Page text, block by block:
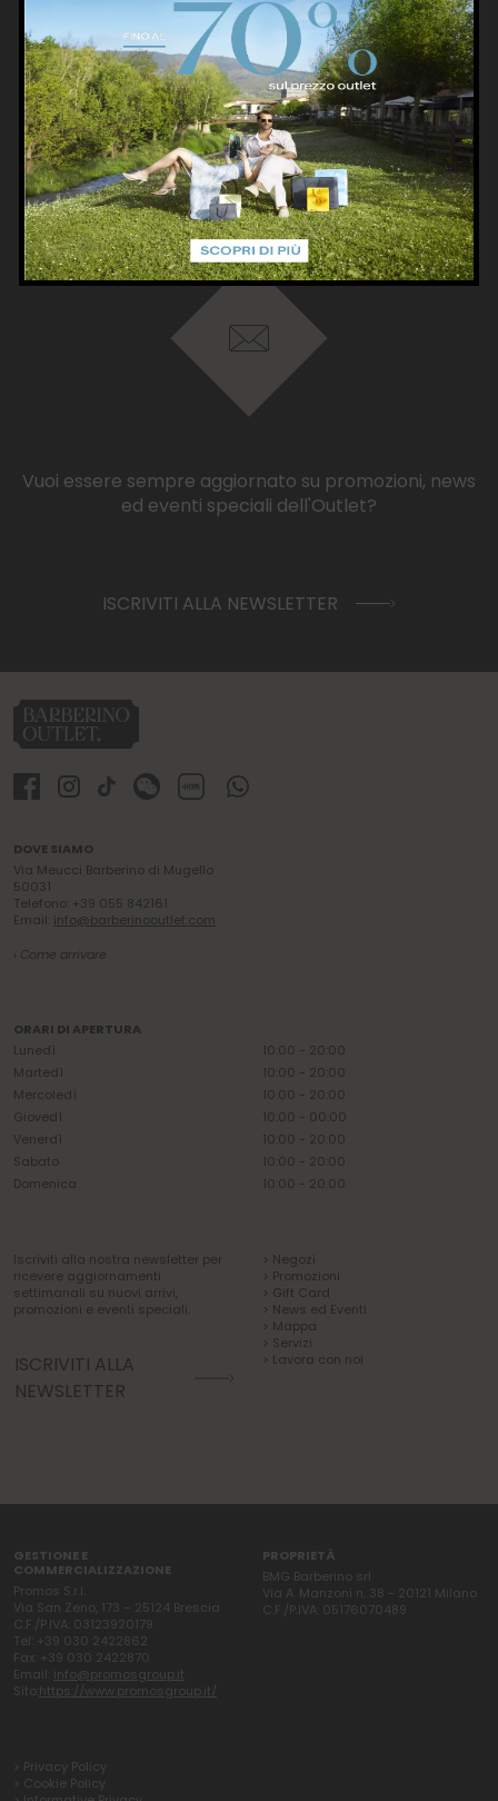
Condividi su
Vuoi essere sempre aggiornato su promozioni, news
ed eventi speciali dell'Outlet?
ISCRIVITI ALLA NEWSLETTER
DOVE SIAMO
Via Meucci Barberino di Mugello
50031
Telefono: +39 055 842161
Email: info@barberinooutlet.com
› Come arrivare
ORARI DI APERTURA
Lunedì
10:00 - 20:00
Martedì
10:00 - 20:00
Mercoledì
10:00 - 20:00
Giovedì
10:00 - 00:00
Venerdì
10:00 - 20:00
Sabato
10:00 - 20:00
Domenica
10:00 - 20:00
Iscriviti alla nostra newsletter per
ricevere aggiornamenti
settimanali su nuovi arrivi,
promozioni e eventi speciali.
ISCRIVITI ALLA
NEWSLETTER
> Negozi
> Promozioni
> Gift Card
> News ed Eventi
> Mappa
> Servizi
> Lavora con noi
GESTIONE E
COMMERCIALIZZAZIONE
Promos S.r.l.
Via San Zeno, 173 – 25124 Brescia
C.F./P.IVA: 03123920179
Tel: +39 030 2422862
Fax: +39 030 2422870
Email: info@promosgroup.it
Sito:https://www.promosgroup.it/
PROPRIETÀ
BMG Barberino srl
Via A. Manzoni n. 38 - 20121 Milano
C.F./P.IVA: 05176070489
> Privacy Policy
> Cookie Policy